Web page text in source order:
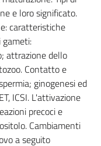
e loro significato.
caratteristiche
gameti:
attrazione dello
Contatto e
ginogenesi ed
ICSI. L'attivazione
precoci e
Cambiamenti
a seguito